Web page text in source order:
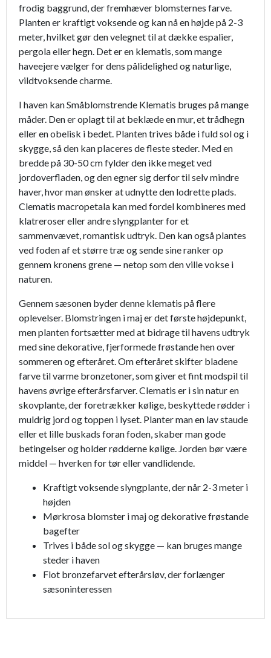
frodig baggrund, der fremhæver blomsternes farve.
Planten er kraftigt voksende og kan nå en højde på 2-3
meter, hvilket gør den velegnet til at dække espalier,
pergola eller hegn. Det er en klematis, som mange
haveejere vælger for dens pålidelighed og naturlige,
vildtvoksende charme.
I haven kan Småblomstrende Klematis bruges på mange
måder. Den er oplagt til at beklæde en mur, et trådhegn
eller en obelisk i bedet. Planten trives både i fuld sol og i
skygge, så den kan placeres de fleste steder. Med en
bredde på 30-50 cm fylder den ikke meget ved
jordoverfladen, og den egner sig derfor til selv mindre
haver, hvor man ønsker at udnytte den lodrette plads.
Clematis macropetala kan med fordel kombineres med
klatreroser eller andre slyngplanter for et
sammenvævet, romantisk udtryk. Den kan også plantes
ved foden af et større træ og sende sine ranker op
gennem kronens grene — netop som den ville vokse i
naturen.
Gennem sæsonen byder denne klematis på flere
oplevelser. Blomstringen i maj er det første højdepunkt,
men planten fortsætter med at bidrage til havens udtryk
med sine dekorative, fjerformede frøstande hen over
sommeren og efteråret. Om efteråret skifter bladene
farve til varme bronzetoner, som giver et fint modspil til
havens øvrige efterårsfarver. Clematis er i sin natur en
skovplante, der foretrækker kølige, beskyttede rødder i
muldrig jord og toppen i lyset. Planter man en lav staude
eller et lille buskads foran foden, skaber man gode
betingelser og holder rødderne kølige. Jorden bør være
middel — hverken for tør eller vandlidende.
Kraftigt voksende slyngplante, der når 2-3 meter i
højden
Mørkrosa blomster i maj og dekorative frøstande
bagefter
Trives i både sol og skygge — kan bruges mange
steder i haven
Flot bronzefarvet efterårsløv, der forlænger
sæsoninteressen